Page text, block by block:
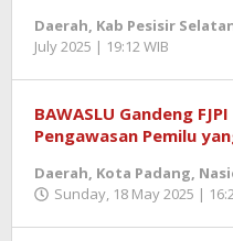
Daerah, Kab Pesisir
July 2025 | 19:12 WIB
BAWASLU Gandeng
Pengawasan Pemilu
Daerah, Kota Padang,
Sunday, 18 May 2025 |